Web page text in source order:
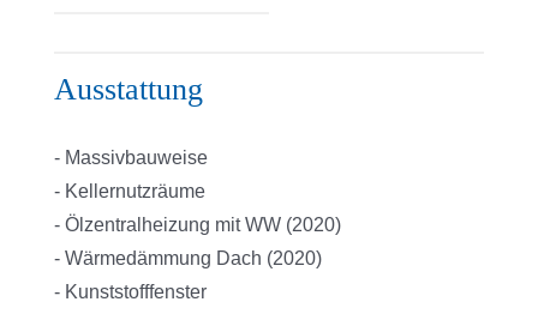
Ausstattung
- Massivbauweise
- Kellernutzräume
- Ölzentralheizung mit WW (2020)
- Wärmedämmung Dach (2020)
- Kunststofffenster